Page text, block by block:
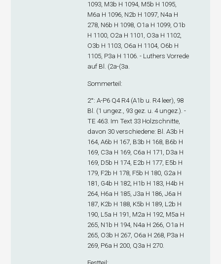
1093, M3b H 1094, M5b H 1095,
M6a H 1096, N2b H 1097, N4a H
278, N6b H 1098, O1a H 1099, O1b
H 1100, O2a H 1101, O3a H 1102,
O3b H 1103, O6a H 1104, O6b H
1105, P3a H 1106. - Luthers Vorrede
auf Bl. (2a-(3a.
Sommerteil:
2°: A-P6 Q4R4(A1b u. R4 leer), 98
Bl. (1 ungez., 93 gez. u. 4 ungez.). -
TE 463. Im Text 33 Holzschnitte,
davon 30 verschiedene: Bl. A3b H
164, A6b H 167, B3b H 168, B6b H
169, C3a H 169, C6a H 171, D3a H
169, D5b H 174, E2b H 177, E5b H
179, F2b H 178, F5b H 180, G2a H
181, G4b H 182, H1b H 183, H4b H
264, H6a H 185, J3a H 186, J6a H
187, K2b H 188, K5b H 189, L2b H
190, L5a H 191, M2a H 192, M5a H
265, N1b H 194, N4a H 266, O1a H
265, O3b H 267, O6a H 268, P3a H
269, P6a H 200, Q3a H 270.
Festteil: